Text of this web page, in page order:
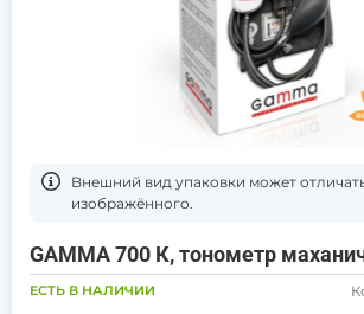
Bнешний вид упаковки может
изображённого.
GAMMA 700 К, тонометр
ЕСТЬ В НАЛИЧИИ